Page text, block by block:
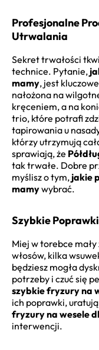
Profesjonalne
Utrwalania
Sekret trwałości
technice. Pytanie,
mamy, jest
nałożona na
kręceniem, a na
trio, które potrafi
tapirowania u
którzy utrzymują
sprawiają, że
tak trwałe. Dobre
myślisz o tym, jakie
mamywybrać.
Szybkie
Miej w torebce
włosów, kilka
będziesz mogła
potrzeby i czuć się
szybkie fryzury na
ich poprawki,
fryzury na wesele
interwencji.